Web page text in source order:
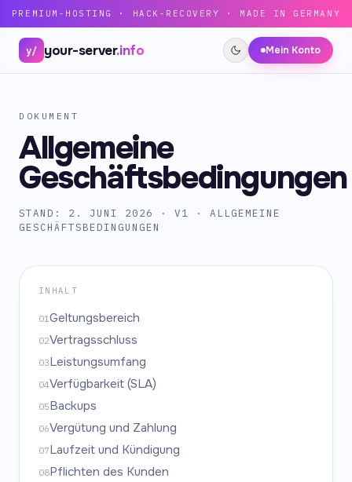
Zum Inhalt
PREMIUM-HOSTING · HACK-RECOVERY · MADE IN GERMANY
y/ your-server.info Mein Konto
DOKUMENT
Allgemeine
Geschäftsbedingungen
STAND: 2. JUNI 2026 · V1 · ALLGEMEINE
GESCHÄFTSBEDINGUNGEN
INHALT
01Geltungsbereich
02Vertragsschluss
03Leistungsumfang
04Verfügbarkeit (SLA)
05Backups
06Vergütung und Zahlung
07Laufzeit und Kündigung
08Pflichten des Kunden